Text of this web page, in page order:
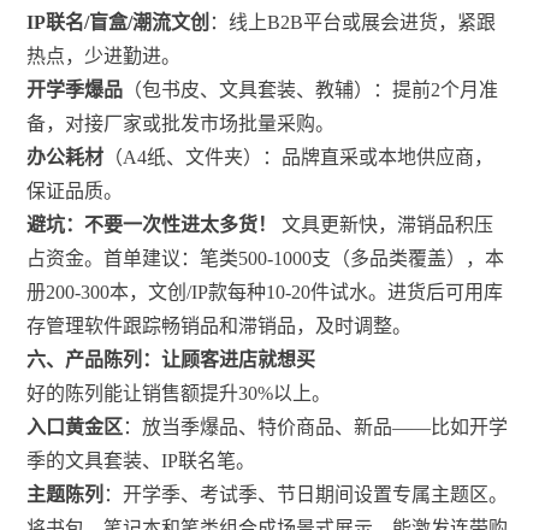
IP联名/盲盒/潮流文创 ：线上B2B平台或展会进货，紧跟
热点，少进勤进。
开学季爆品 （包书皮、文具套装、教辅）：提前2个月准
备，对接厂家或批发市场批量采购。
办公耗材 （A4纸、文件夹）：品牌直采或本地供应商，
保证品质。
避坑：不要一次性进太多货！
文具更新快，滞销品积压
占资金。首单建议：笔类500-1000支（多品类覆盖），本
册200-300本，文创/IP款每种10-20件试水。进货后可用库
存管理软件跟踪畅销品和滞销品，及时调整。
六、产品陈列：让顾客进店就想买
好的陈列能让销售额提升30%以上。
入口黄金区 ：放当季爆品、特价商品、新品——比如开学
季的文具套装、IP联名笔。
主题陈列 ：开学季、考试季、节日期间设置专属主题区。